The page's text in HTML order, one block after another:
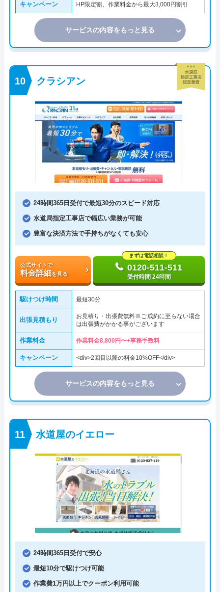
キャンペーン HP限定割、作業料金から最大3,000円割引
サービスの内容をもっと見る
クラシアン
24時間365日受付で最短30分のスピード対応
水道局指定工事店で幅広い業務が可能
豊富な決済方法で手持ちがなくても安心
公式サイトで
料金詳細を見る
まずは電話相談！
0120-511-511
受付時間 24時間
駆けつけ時間 最短30分
出張見積もり
お見積り・出張費無料※ご成約に至らない場合
は出張費がかかる事がございます
作業料金 作業料金8,800円〜+事務手数料
キャンペーン <div>2回目以降の料金10%OFF</div>
サービスの内容をもっと見る
水道屋のイエロー
24時間365日受付で安心
最短10分で駆けつけ可能
作業費1万円以上でクーポン利用可能